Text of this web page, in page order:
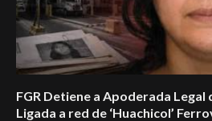
FGR Detiene a Apoderada Legal
Ligada a red de ‘Huachicol’